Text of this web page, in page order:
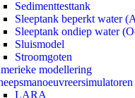
Sedimenttesttank
Sleeptank beperkt water
Sleeptank ondiep water
Sluismodel
Stroomgoten
modellering
LARA